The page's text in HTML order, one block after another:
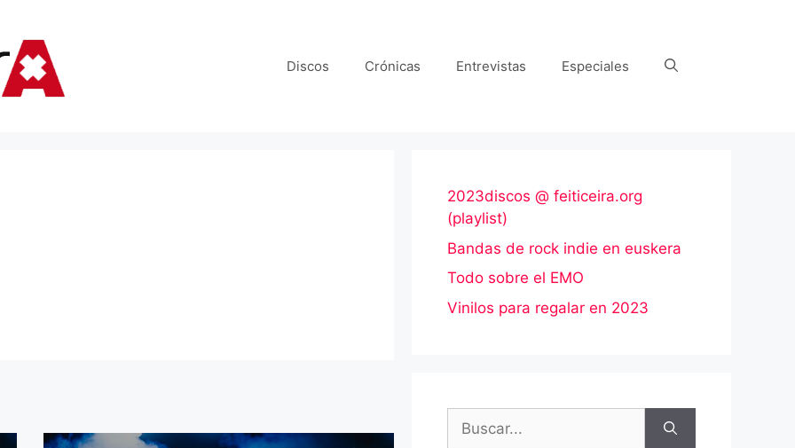
Discos Crónicas Entrevistas Especiales
2023discos @ feiticeira.org
(playlist)
Bandas de rock indie en euskera
Todo sobre el EMO
Vinilos para regalar en 2023